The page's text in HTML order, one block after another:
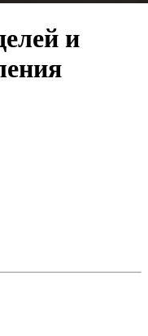
и